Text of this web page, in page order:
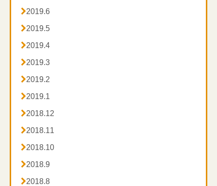
2019.6
2019.5
2019.4
2019.3
2019.2
2019.1
2018.12
2018.11
2018.10
2018.9
2018.8